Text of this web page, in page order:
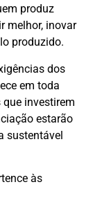
produz
melhor, inovar
produzido.
dos
em toda
investirem
estarão
sustentável
às